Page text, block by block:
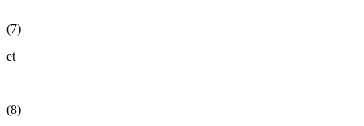
(7)
et
(8)